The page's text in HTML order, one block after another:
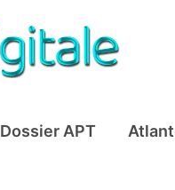
Dossier APT